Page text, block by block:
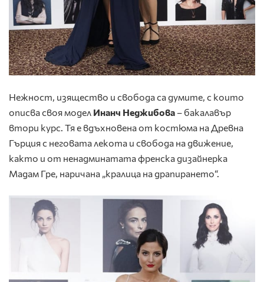
Нежност, изящество и свобода са думите, с които
описва своя модел Инанч Неджибова – бакалавър
втори курс. Тя е вдъхновена от костюма на Древна
Гърция с неговата лекота и свобода на движение,
както и от ненадминатата френска дизайнерка
Мадам Гре, наричана „кралица на драпирането“.